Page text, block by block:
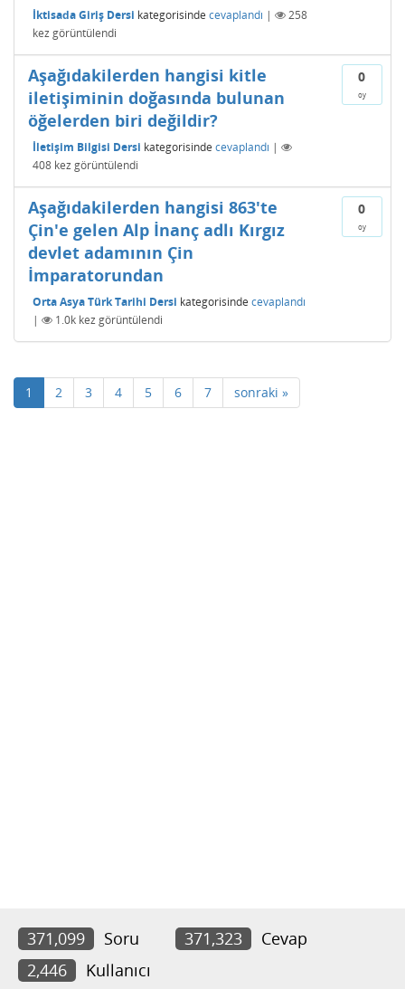
İktisada Giriş Dersi kategorisinde cevaplandı |
258
kez görüntülendi
0
oy
Aşağıdakilerden hangisi kitle
iletişiminin doğasında bulunan
öğelerden biri değildir?
İletişim Bilgisi Dersi kategorisinde cevaplandı |
408 kez görüntülendi
0
oy
Aşağıdakilerden hangisi 863'te
Çin'e gelen Alp İnanç adlı Kırgız
devlet adamının Çin
İmparatorundan
Orta Asya Türk Tarihi Dersi kategorisinde cevaplandı
|
1.0k kez görüntülendi
1 2 3 4 5 6 7 sonraki »
371,099 Soru 371,323
Cevap
2,446
Kullanıcı